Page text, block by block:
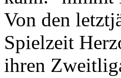
Von den
Spielzeit
ihren